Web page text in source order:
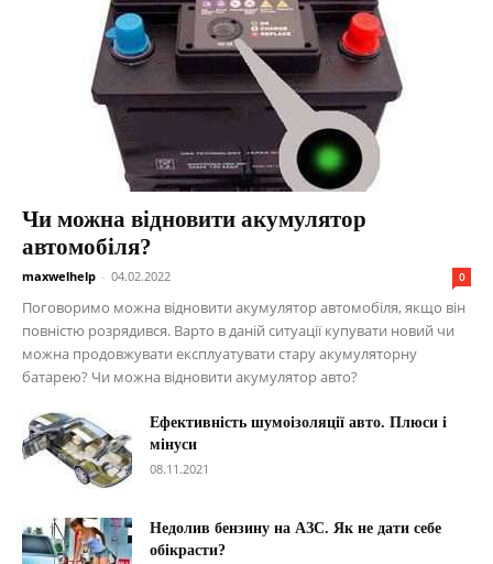
Чи можна відновити акумулятор
автомобіля?
maxwelhelp - 04.02.2022 0
Поговоримо можна відновити акумулятор автомобіля, якщо він
повністю розрядився. Варто в даній ситуації купувати новий чи
можна продовжувати експлуатувати стару акумуляторну
батарею? Чи можна відновити акумулятор авто?
Ефективність шумоізоляції авто. Плюси і
мінуси
08.11.2021
Недолив бензину на АЗС. Як не дати себе
обікрасти?